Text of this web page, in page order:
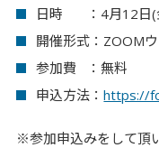
日時 ：4月12日(
開催形式：ZOOM
参加費 ：無料
申込方法：https://
※参加申込みをして頂